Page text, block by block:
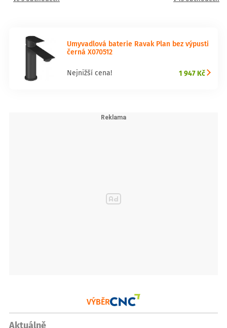
Umyvadlová baterie Ravak Plan bez výpusti
černá X070512
Nejnižší cena! 1 947 Kč
VÝBĚR
Aktuálně